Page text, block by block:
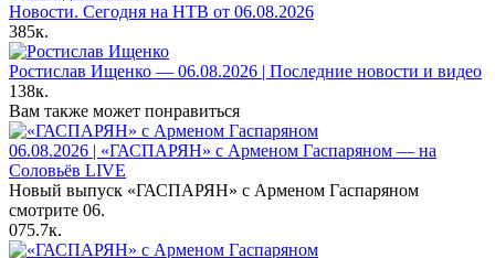
Новости. Сегодня на НТВ от 06.08.2026
385к.
Ростислав Ищенко — 06.08.2026 | Последние новости и видео
138к.
Вам также может понравиться
06.08.2026 | «ГАСПАРЯН» с Арменом Гаспаряном — на
Соловьёв LIVE
Новый выпуск «ГАСПАРЯН» с Арменом Гаспаряном
смотрите 06.
075.7к.